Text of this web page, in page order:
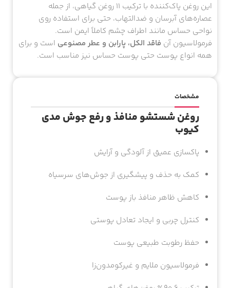
این روغن پاک‌کننده با ترکیب ۱۱ روغن گیاهی، از جمله
عصاره‌های آبرسان و ضدالتهاب، حتی برای استفاده روی
نواحی حساس مانند اطراف چشم کاملاً ایمن است.
فرمولاسیون آن فاقد الکل، پارابن و عطر مصنوعی است و برای
همه انواع پوست حتی پوست حساس نیز مناسب است.
مشخصات
روغن شستشو منافذ و رفع جوش مدی
کیوب
پاکسازی عمیق از آلودگی و آرایش
کمک به حذف و پیشگیری از جوش‌های سرسیاه
کاهش ظاهر منافذ باز پوست
کنترل چربی و ایجاد تعادل پوستی
حفظ رطوبت طبیعی پوست
فرمولاسیون ملایم و غیرکومدون‌زا